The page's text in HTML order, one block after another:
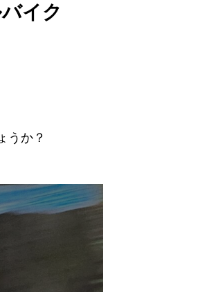
イク
うか？